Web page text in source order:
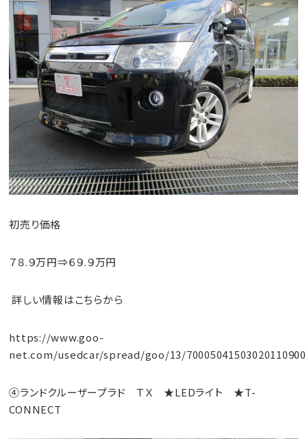
初売り価格
７８.９万円⇒６９.９万円
詳しい情報はこちらから
https://www.goo-
net.com/usedcar/spread/goo/13/
④ランドクルーザープラド ＴＸ ★LEDライト ★T-
CONNECT